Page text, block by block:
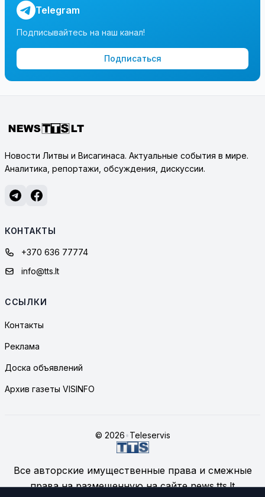
Telegram
Подписывайтесь на наш канал!
Подписаться
Новости Литвы и Висагинаса. Актуальные события в мире.
Аналитика, репортажи, обсуждения, дискуссии.
КОНТАКТЫ
+370 636 77774
info@tts.lt
ССЫЛКИ
Контакты
Реклама
Доска объявлений
Архив газеты VISINFO
© 2026•Teleservis
Все авторские имущественные права и смежные
права на размещенную на сайте news.tts.lt